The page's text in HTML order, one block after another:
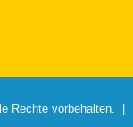
Rechte vorbehalten. |